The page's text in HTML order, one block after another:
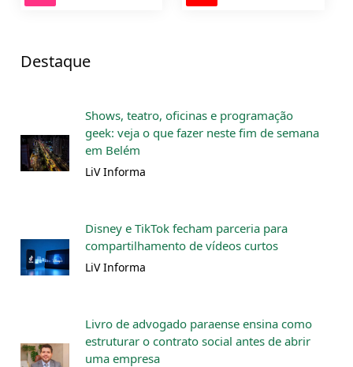
Destaque
Shows, teatro, oficinas e programação
geek: veja o que fazer neste fim de semana
em Belém
LiV Informa
Disney e TikTok fecham parceria para
compartilhamento de vídeos curtos
LiV Informa
Livro de advogado paraense ensina como
estruturar o contrato social antes de abrir
uma empresa